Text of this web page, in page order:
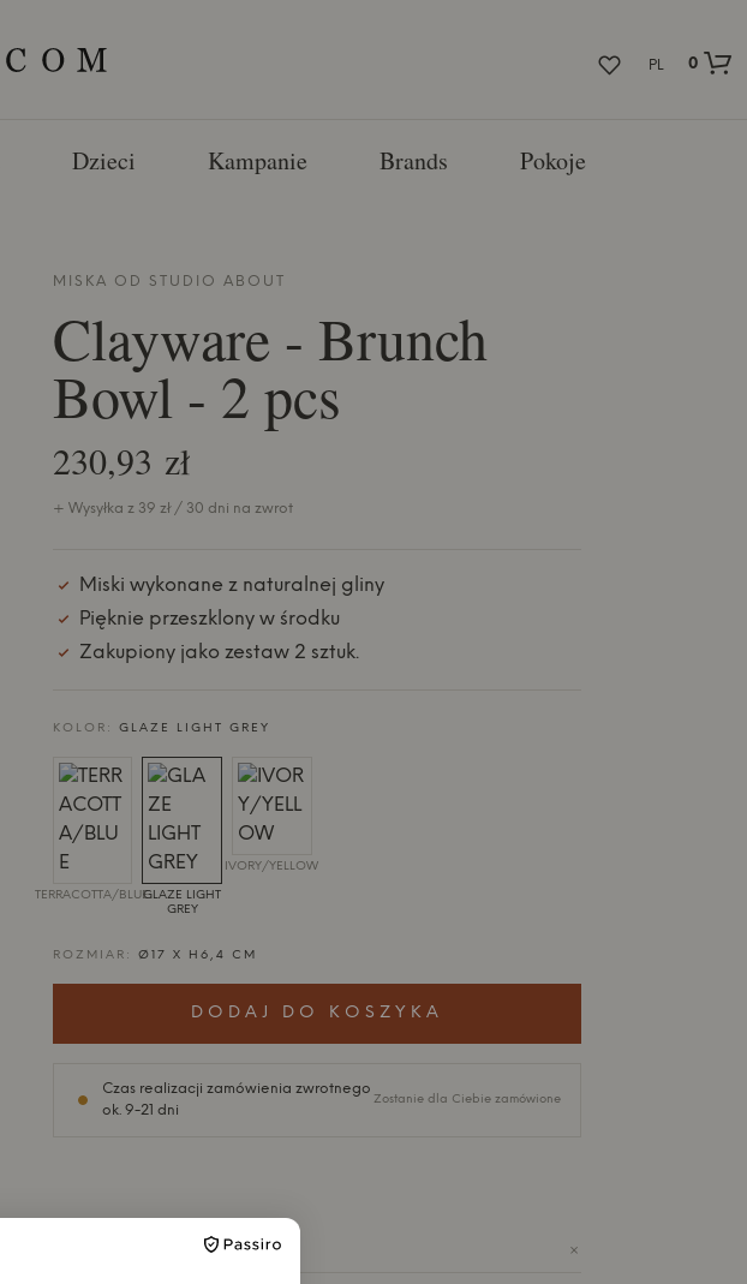
PL
0
Dzieci Kampanie Brands Pokoje
MISKA OD STUDIO ABOUT
Clayware - Brunch
Bowl - 2 pcs
230,93 zł
+ Wysyłka z 39 zł / 30 dni na zwrot
Miski wykonane z naturalnej gliny
Pięknie przeszklony w środku
Zakupiony jako zestaw 2 sztuk.
KOLOR: GLAZE LIGHT GREY
TERRACOTTA/BLUEGLAZE LIGHT
GREY
IVORY/YELLOW
ROZMIAR: Ø17 X H6,4 CM
DODAJ DO KOSZYKA
Czas realizacji zamówienia zwrotnego
ok. 9-21 dni
Zostanie dla Ciebie zamówione
O TYM PRODUKCIE +